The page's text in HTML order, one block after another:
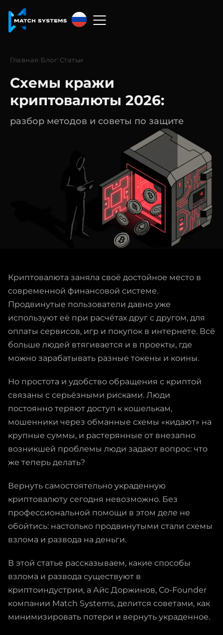
Русский
Главная Блог Статьи
Схемы кражи
криптовалюты 2026:
разбор методов и советы по защите
Криптовалюта заняла своё достойное место в
современной финансовой системе.
Продвинутые пользователи давно уже
используют её при расчётах друг с другом, для
оплаты сервисов, игр и покупок в интернете. Всё
больше людей втягивается и в проекты, где
можно зарабатывать разные токены и коины.
Но простота и удобство обращения с криптой
связаны с серьёзными рисками. Люди
постоянно теряют доступ к кошелькам,
мошенники через обманные схемы «кидают» на
крупные суммы, и растерянные от внезапно
возникшей проблемы люди задают вопрос: что
же теперь делать?
Вернуть самостоятельно украденную
криптовалюту сегодня невозможно. Без
профессиональной помощи в этом деле не
обойтись: настолько продвинутыми стали схемы
взлома и развода на деньги.
В этой статье рассказываем, какие способы
взлома и развода существуют в
криптоиндустрии, а Айс Доржинов, Co-Founder
компании Match Systems, делится советами, как
минимизировать потери и вернуть украденное.